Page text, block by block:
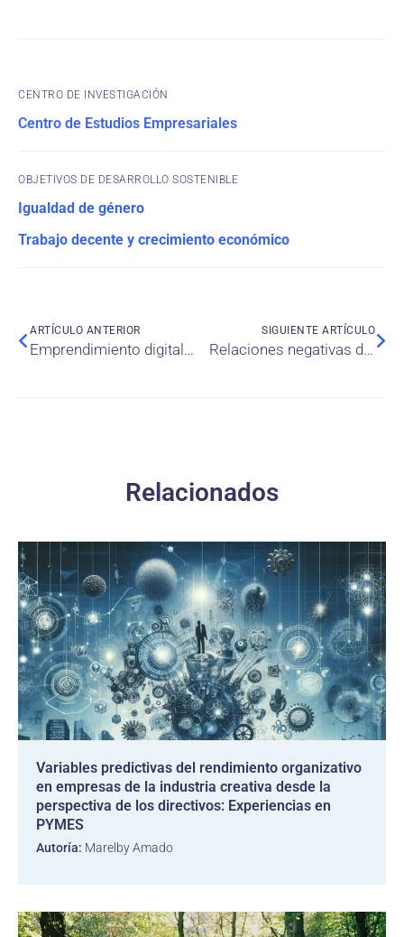
CENTRO DE INVESTIGACIÓN
Centro de Estudios Empresariales
OBJETIVOS DE DESARROLLO SOSTENIBLE
Igualdad de género
Trabajo decente y crecimiento económico
ARTÍCULO ANTERIOR
Emprendimiento digital entre mujeres egipcias: autonomía, experiencia y comunidad
SIGUIENTE ARTÍCULO
Relaciones negativas del consumidor con las marcas de servicios: ¿Importa el género?
Relacionados
Variables predictivas del rendimiento organizativo
en empresas de la industria creativa desde la
perspectiva de los directivos: Experiencias en
PYMES
Autoría: Marelby Amado